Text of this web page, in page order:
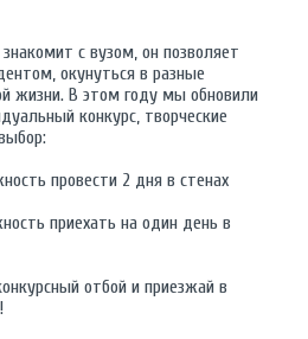
с вузом, он позволяет
окунуться в разные
жизни. В этом году мы обновили
конкурс, творческие
провести 2 дня в стенах
приехать на один день в
отбой и приезжай в